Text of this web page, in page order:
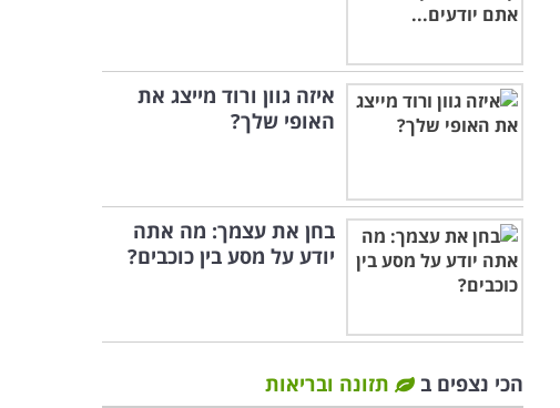
איזה גוון ורוד מייצג את
האופי שלך?
בחן את עצמך: מה אתה
יודע על מסע בין כוכבים?
הכי נצפים ב
תזונה ובריאות